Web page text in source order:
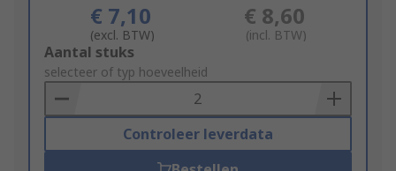
€ 7,10
(excl. BTW)
€ 8,60
(incl. BTW)
Add
to
Basket
Aantal stuks
selecteer of typ hoeveelheid
Controleer leverdata